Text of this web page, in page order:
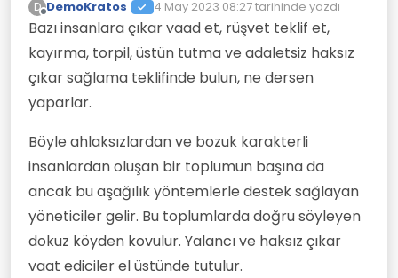
D
Çevrimdışı
DemoKratos 4 May 2023 08:27tarihinde yazdı
Son düzenleyen:
Bazı insanlara çıkar vaad et, rüşvet teklif et,
kayırma, torpil, üstün tutma ve adaletsiz haksız
çıkar sağlama teklifinde bulun, ne dersen
yaparlar.
Böyle ahlaksızlardan ve bozuk karakterli
insanlardan oluşan bir toplumun başına da
ancak bu aşağılık yöntemlerle destek sağlayan
yöneticiler gelir. Bu toplumlarda doğru söyleyen
dokuz köyden kovulur. Yalancı ve haksız çıkar
vaat ediciler el üstünde tutulur.